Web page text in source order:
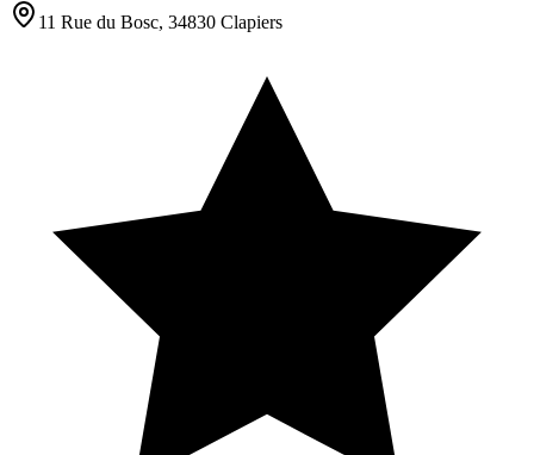
11 Rue du Bosc, 34830 Clapiers